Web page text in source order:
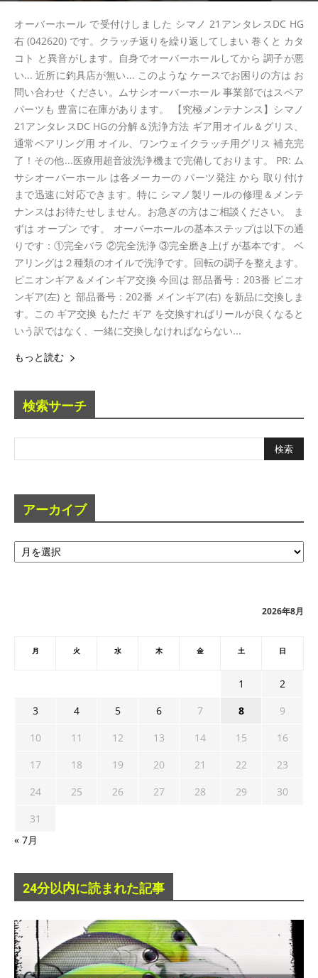
オーバーホール で受付けしました シマノ 21アンタレスDC HG
右 (042620) です。クラッチ返りを繰り返してしまい 巻くと カタ
コト と異音がします。自身でオーバーホールしてから 調子が悪
い... 近所に釣具店が無い... このような ケースでお困りの方は お
問い合わせ ください。ムサシオーバーホール 事業部ではスペア
パーツも 豊富に在庫があります。 【究極メンテナンス】シマノ
21アンタレスDC HGの分解＆洗浄方法 ギア用オイル＆グリス、
通常ベアリング用 オイル、ワンウェイクラッチ用グリス 補充完
了！その他...医療用超音波洗浄機まで完備しております。 PR: ム
サシオーバーホール は各メーカーの パーツ発注 から 取り付け
まで迅速に対応できます。特に シマノ製リールの修理＆メンテ
ナンスはお待たせしません。お急ぎの方はご相談ください。 ま
ずは オープン です。 オーバーホールの基本ステップは以下の通
りです：①完全バラ ②完全洗浄 ③完全磨き上げ が基本です。 ベ
アリングは２種類のオイルで洗浄です。回転の調子を整えます。
ピニオンギア＆メインギア交換 今回は 部品番号：203番 ピニオ
ンギア(左) と 部品番号：202番 メインギア(右) を新品に交換しま
す。この ギア交換 もただ ギア を交換すればリールが良くなると
いう訳ではなく、一緒に交換しなければならない...
もっと読む
検索サーチ
アーカイブ
ア
ー
2026年8月
月 火 水 木 金 土 日
1
2
3
4 5 6 7 8
9
10
11 12 13 14 15
16
17
18 19 20 21 22
23
24
25 26 27 28 29
30
31
« 7月
24分以内に読まれた記事